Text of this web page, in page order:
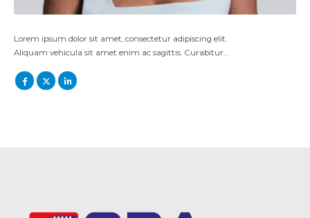
Lorem ipsum dolor sit amet, consectetur adipiscing elit.
Aliquam vehicula sit amet enim ac sagittis. Curabitur…